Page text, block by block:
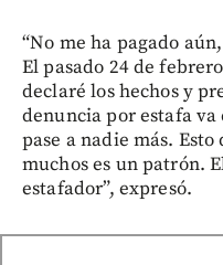
“No me ha pagado
El pasado 24 de
declaré los hechos y
denuncia por estafa va
pase a nadie más.
muchos es un patrón.
estafador”, expresó.